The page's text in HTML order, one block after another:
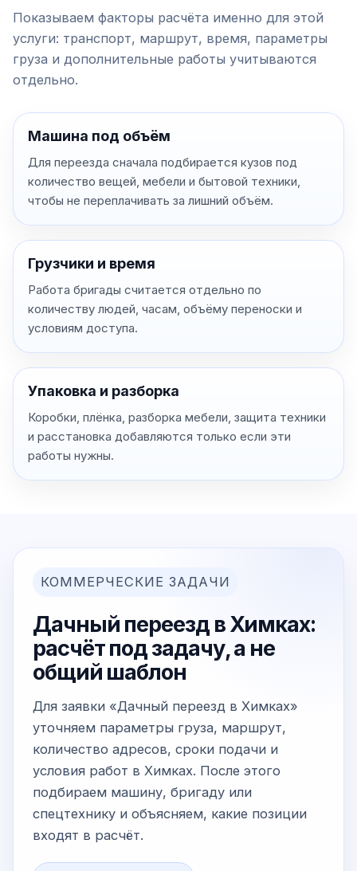
Показываем факторы расчёта именно для этой
услуги: транспорт, маршрут, время, параметры
груза и дополнительные работы учитываются
отдельно.
Машина под объём
Для переезда сначала подбирается кузов под
количество вещей, мебели и бытовой техники,
чтобы не переплачивать за лишний объём.
Грузчики и время
Работа бригады считается отдельно по
количеству людей, часам, объёму переноски и
условиям доступа.
Упаковка и разборка
Коробки, плёнка, разборка мебели, защита техники
и расстановка добавляются только если эти
работы нужны.
КОММЕРЧЕСКИЕ ЗАДАЧИ
Дачный переезд в Химках:
расчёт под задачу, а не
общий шаблон
Для заявки «Дачный переезд в Химках»
уточняем параметры груза, маршрут,
количество адресов, сроки подачи и
условия работ в Химках. После этого
подбираем машину, бригаду или
спецтехнику и объясняем, какие позиции
входят в расчёт.